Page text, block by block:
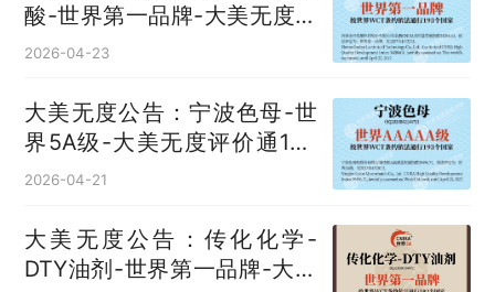
酸‌-世界第一品牌-大美无度评
价通193国
2026-04-23
大美无度公告：宁波色母-世
界5A级-大美无度评价通193
国
2026-04-21
大美无度公告：传化化学-
DTY油剂‌-世界第一品牌-大美